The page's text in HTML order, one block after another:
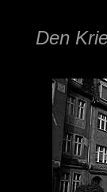
Den